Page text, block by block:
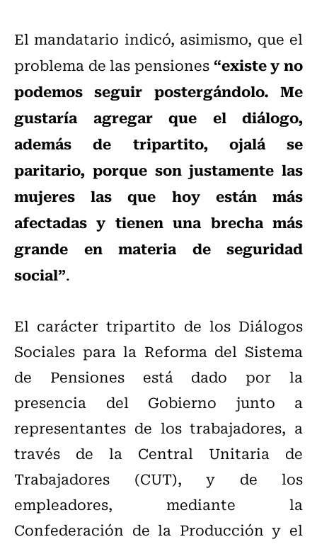
El mandatario indicó, asimismo, que el
problema de las pensiones“existe y no
podemos seguir postergándolo. Me
gustaría agregar que el diálogo,
además de tripartito, ojalá se
paritario, porque son justamente las
mujeres las que hoy están más
afectadas y tienen una brecha más
grande en materia de seguridad
social”.
El carácter tripartito de los Diálogos
Sociales para la Reforma del Sistema
de Pensiones está dado por la
presencia del Gobierno junto a
representantes de los trabajadores, a
través de la Central Unitaria de
Trabajadores (CUT), y de los
empleadores, mediante la
Confederación de la Producción y el